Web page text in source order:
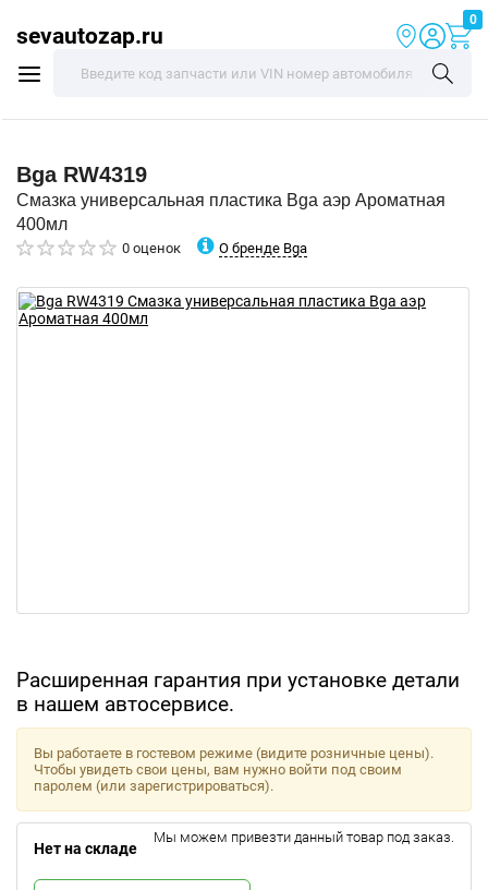
sevautozap.ru
0
Bga RW4319
Смазка универсальная пластика Bga аэр Ароматная
400мл
0 оценок О бренде Bga
Расширенная гарантия при установке детали
в нашем автосервисе.
Вы работаете в гостевом режиме (видите розничные цены).
Чтобы увидеть свои цены, вам нужно войти под своим
паролем (или зарегистрироваться).
Нет на складе
Мы можем привезти данный товар под заказ.